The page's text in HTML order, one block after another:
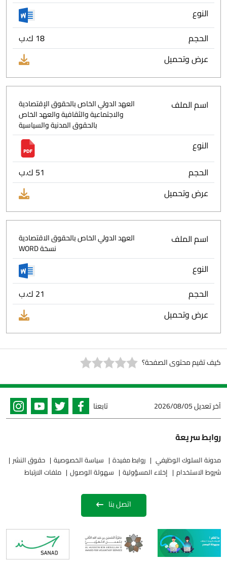
النوع
الحجم
18 ك.ب
عرض وتحميل
اسم الملف
العهد الدولي الخاص بالحقوق الإقتصادية
والاجتماعية والثقافية والعهد الخاص
بالحقوق المدنية والسياسية
النوع
الحجم
51 ك.ب
عرض وتحميل
اسم الملف
العهد الدولي الخاص بالحقوق الاقتصادية
نسخة WORD
النوع
الحجم
21 ك.ب
عرض وتحميل
كيف تقيم محتوى الصفحة؟
آخر تعديل2026/08/05 تابعنا
روابط سريعة
مدونة السلوك الوظيفي روابط مفيدة سياسة الخصوصية
حقوق النشر
شروط الاستخدام
إخلاء المسؤولية سهولة الوصول ملفات الارتباط
اتصل بنا